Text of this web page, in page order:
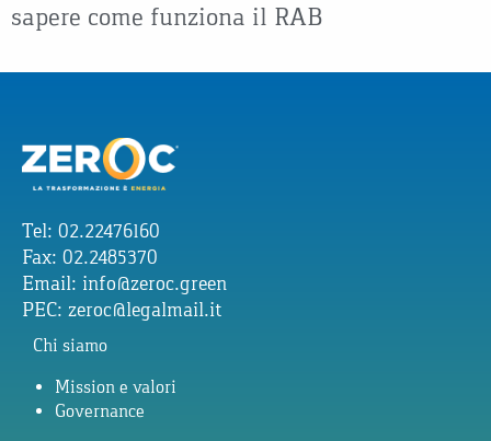
sapere come funziona il RAB
Tel: 02.22476160
Fax: 02.2485370
Email: info@zeroc.green
PEC: zeroc@legalmail.it
Chi siamo
Mission e valori
Governance